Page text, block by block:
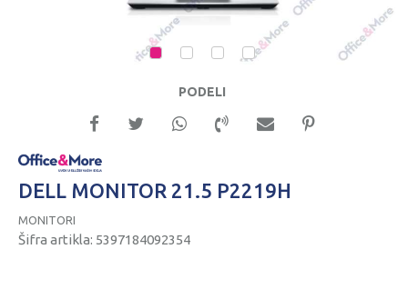
1 2 3 4
PODELI
DELL MONITOR 21.5 P2219H
MONITORI
Šifra artikla: 5397184092354